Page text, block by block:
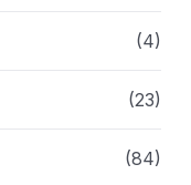
(4)
(23)
(84)